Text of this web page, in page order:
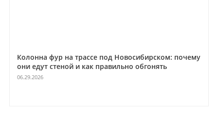
Колонна фур на трассе под Новосибирском: почему
они едут стеной и как правильно обгонять
06.29.2026